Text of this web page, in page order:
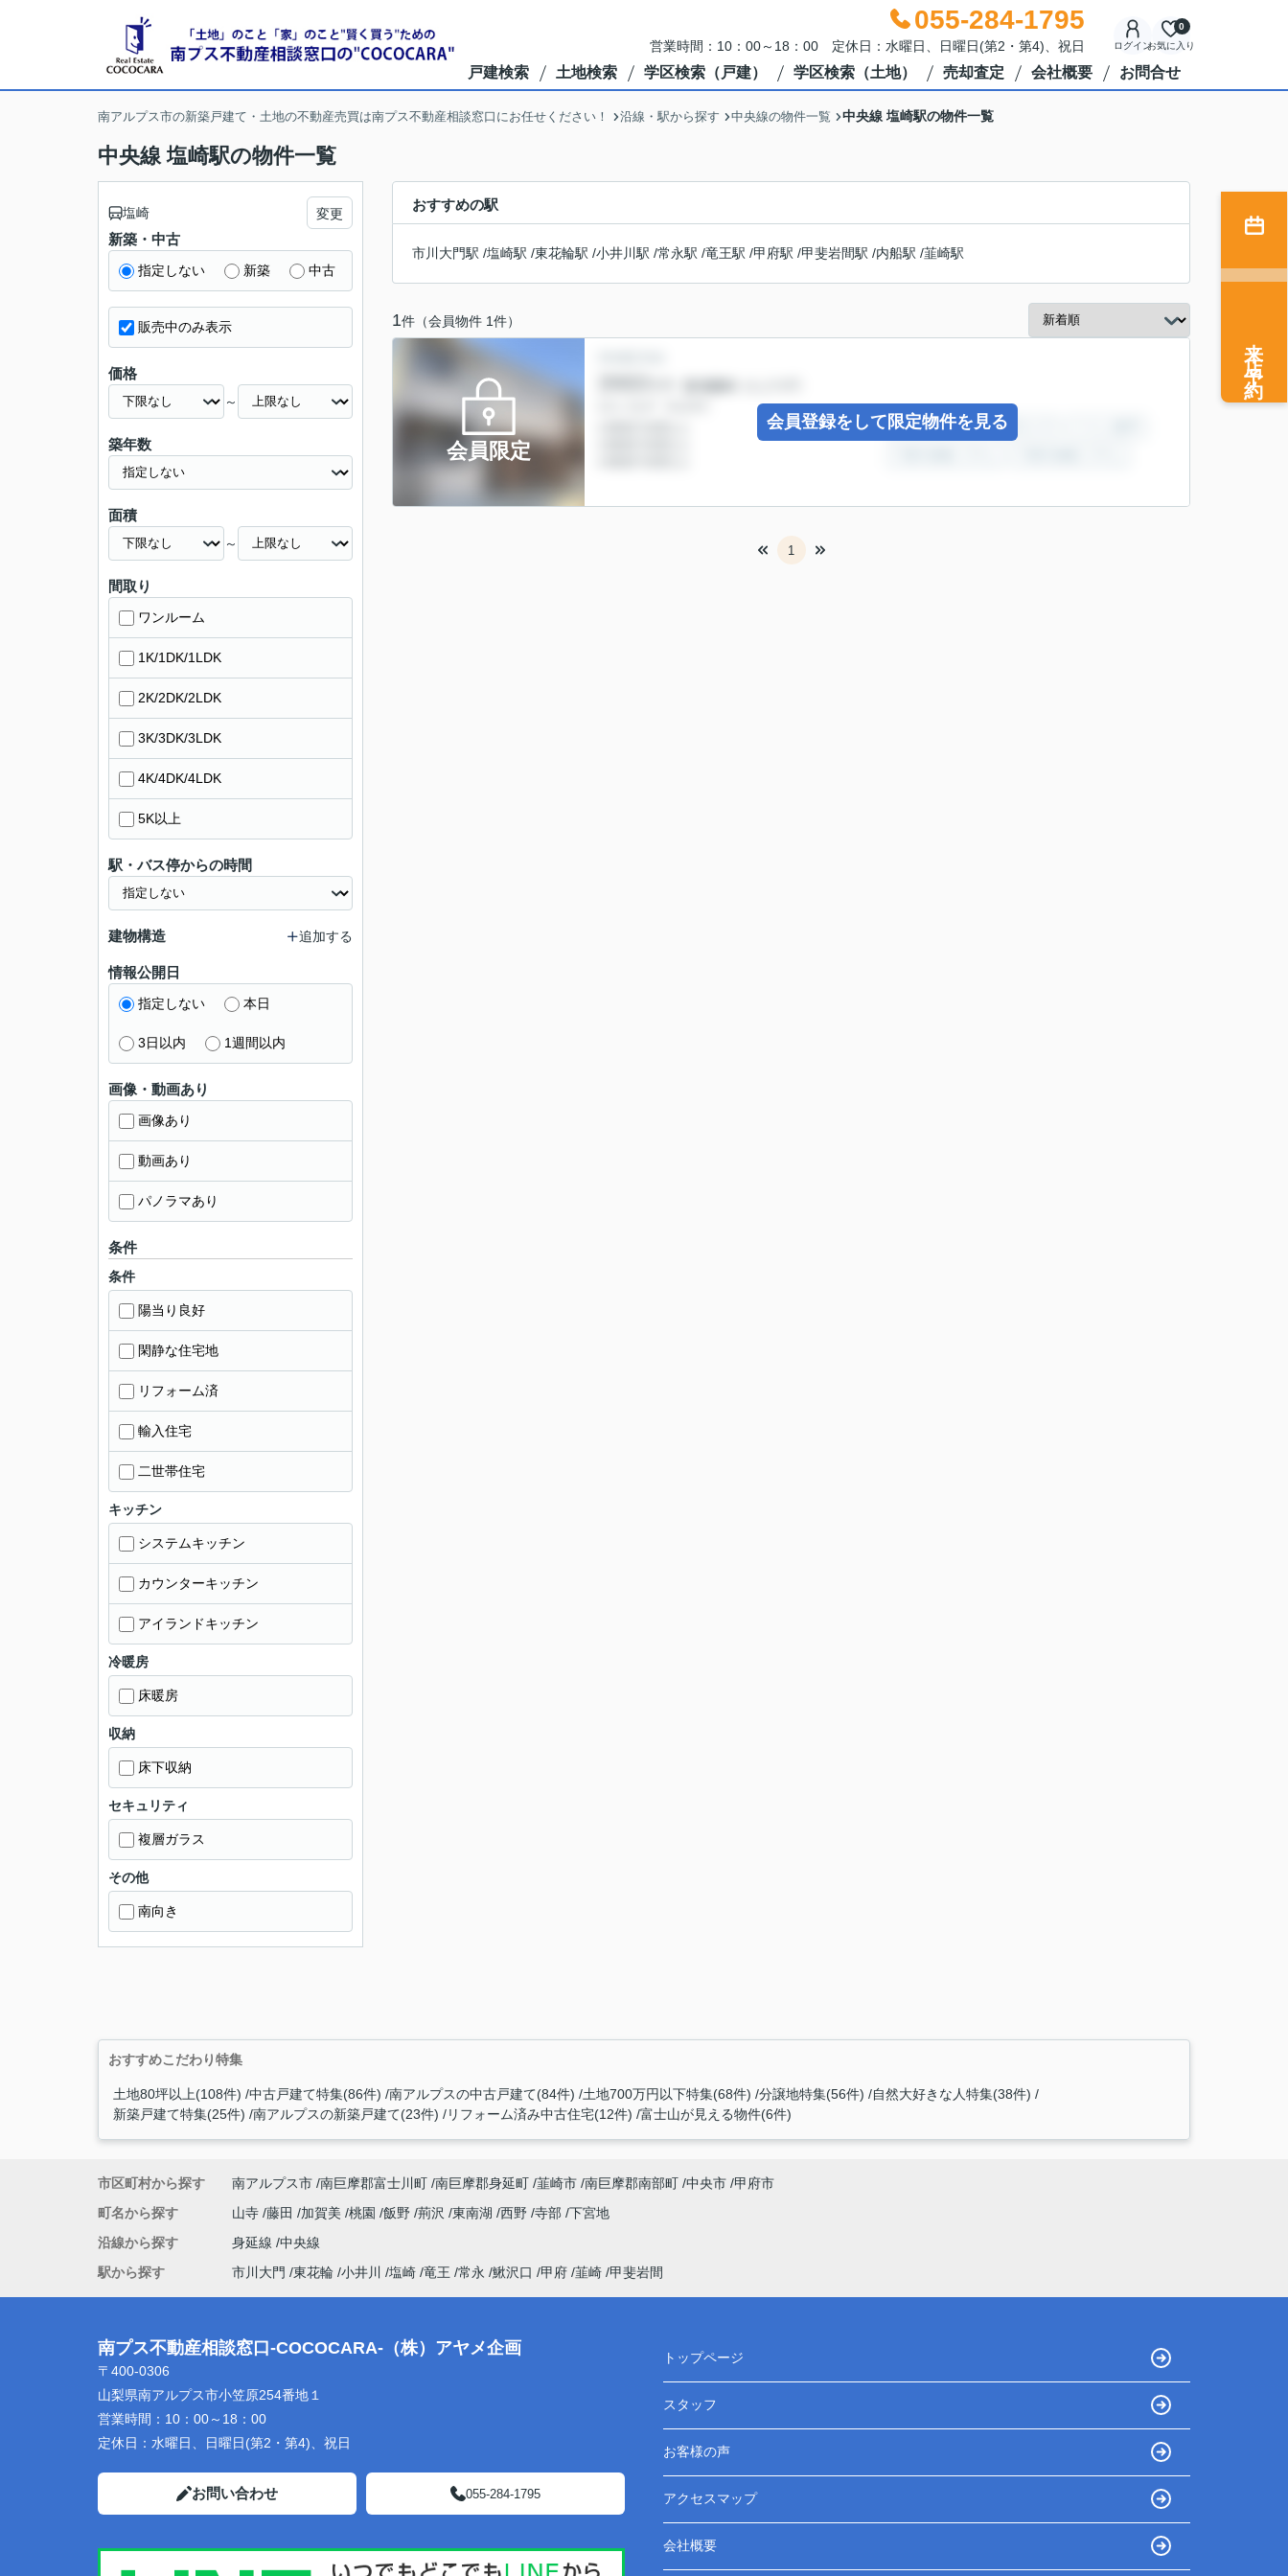
055-284-1795
営業時間：10：00～18：00 定休日：水曜日、日曜日(第2・第4)、祝日 ログインお気に入り
0
戸建検索 土地検索 学区検索（戸建） 学区検索（土地） 売却査定 会社概要 お問合せ
南アルプス市の新築戸建て・土地の不動産売買は南プス不動産相談窓口にお任せください！ 沿線・駅から探す 中央線の物件一覧 中央線 塩崎駅の物件一覧
中央線 塩崎駅の物件一覧
おすすめの駅
市川大門駅 /塩崎駅 /東花輪駅 /小井川駅 /常永駅 /竜王駅 /甲府駅 /甲斐岩間駅 /内船駅 /韮崎駅
1件（会員物件 1件）
会員限定
会員登録をして限定物件を見る
1
塩崎 変更
新築・中古
指定しない 新築 中古
販売中のみ表示
価格
～
築年数
面積
～
間取り
ワンルーム
1K/1DK/1LDK
2K/2DK/2LDK
3K/3DK/3LDK
4K/4DK/4LDK
5K以上
駅・バス停からの時間
建物構造 追加する
情報公開日
指定しない 本日
3日以内 1週間以内
画像・動画あり
画像あり
動画あり
パノラマあり
条件
条件
陽当り良好
閑静な住宅地
リフォーム済
輸入住宅
二世帯住宅
キッチン
システムキッチン
カウンターキッチン
アイランドキッチン
冷暖房
床暖房
収納
床下収納
セキュリティ
複層ガラス
その他
南向き
おすすめこだわり特集
土地80坪以上(108件) 中古戸建て特集(86件) 南アルプスの中古戸建て(84件) 土地700万円以下特集(68件) 分譲地特集(56件)
自然大好きな人特集(38件)
新築戸建て特集(25件) 南アルプスの新築戸建て(23件) リフォーム済み中古住宅(12件) 富士山が見える物件(6件)
来店予約
市区町村から探す 南アルプス市 南巨摩郡富士川町 南巨摩郡身延町 韮崎市 南巨摩郡南部町 中央市 甲府市
町名から探す
山寺 藤田 加賀美 桃園 飯野 荊沢 東南湖 西野 寺部 下宮地
沿線から探す
身延線 中央線
駅から探す
市川大門 東花輪 小井川 塩崎 竜王 常永 鰍沢口 甲府 韮崎 甲斐岩間
南プス不動産相談窓口-COCOCARA-（株）アヤメ企画
〒400-0306
山梨県南アルプス市小笠原254番地１
営業時間： 10：00～18：00
定休日： 水曜日、日曜日(第2・第4)、祝日
お問い合わせ 055-284-1795
トップページ
スタッフ
お客様の声
アクセスマップ
会社概要